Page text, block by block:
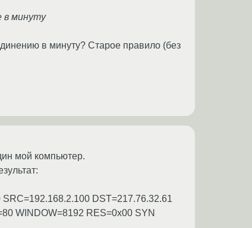
в минуту
в минуту? Старое правило (без
мой компьютер.
DST=217.76.32.61
WINDOW=8192 RES=0x00 SYN